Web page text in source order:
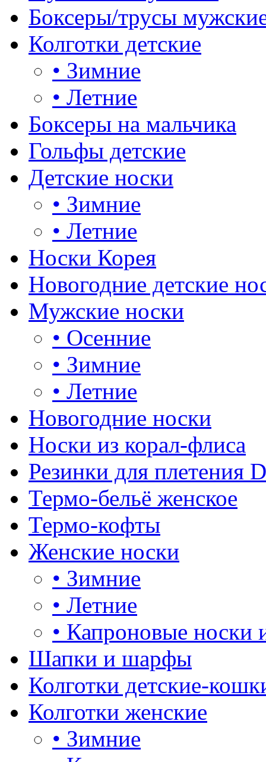
Боксеры/трусы
Колготки детские
• Зимние
• Летние
Боксеры на мальчика
Гольфы детские
Детские носки
• Зимние
• Летние
Носки Корея
Новогодние детские
Мужские носки
• Осенние
• Зимние
• Летние
Новогодние носки
Носки из корал-флиса
Резинки для плетения
Термо-бельё женское
Термо-кофты
Женские носки
• Зимние
• Летние
• Капроновые носки
Шапки и шарфы
Колготки детские-
Колготки женские
• Зимние